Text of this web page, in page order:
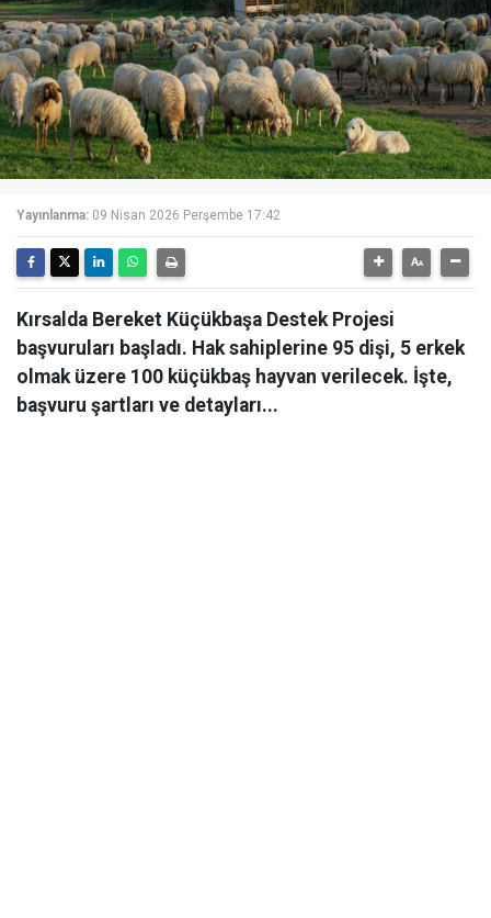
Yayınlanma: 09 Nisan 2026 Perşembe 17:42
Kırsalda Bereket Küçükbaşa Destek Projesi
başvuruları başladı. Hak sahiplerine 95 dişi, 5 erkek
olmak üzere 100 küçükbaş hayvan verilecek. İşte,
başvuru şartları ve detayları...